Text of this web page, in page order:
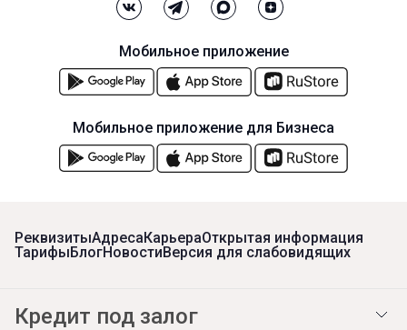
РеквизитыАдресаКарьераОткрытая информация
ТарифыБлогНовостиВерсия для слабовидящих
Кредит под залог
Мобильное приложение
Мобильное приложение для Бизнеса